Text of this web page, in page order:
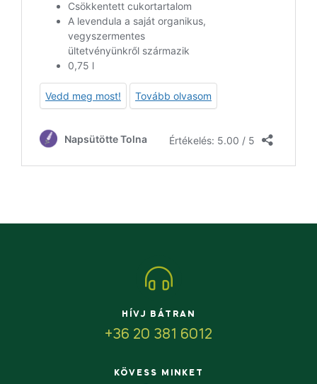
HÍVJ BÁTRAN
+36 20 381 6012
KÖVESS MINKET